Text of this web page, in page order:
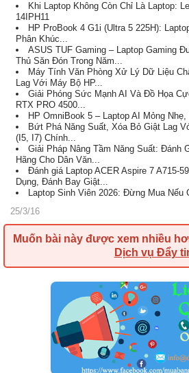
Khi Laptop Không Còn Chỉ Là Laptop:
14IPH11
HP ProBook 4 G1i (Ultra 5 225H):
Phân Khúc...
ASUS TUF Gaming – Laptop Gaming
Thủ Săn Đón Trong Năm...
Máy Tính Văn Phòng Xử Lý Dữ Liệu
Lag Với Máy Bộ HP...
Giải Phóng Sức Mạnh AI Và Đồ Họa
RTX PRO 4500...
HP OmniBook 5 – Laptop AI Mỏng Nhẹ,
Bứt Phá Năng Suất, Xóa Bỏ Giật Lag
(I5, I7) Chính...
Giải Pháp Nâng Tầm Năng Suất: Đánh
Hãng Cho Dân Văn...
Đánh giá Laptop ACER Aspire 7 A715-
Dụng, Đánh Bay Giật...
Laptop Sinh Viên 2026: Đừng Mua Nếu
25/3/16
Muốn bài này được xem nhiều
Dịch vụ Đẩy